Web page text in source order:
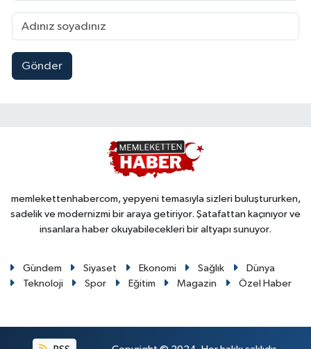
Gönder
memlekettenhabercom, yepyeni temasıyla sizleri buluştururken,
sadelik ve modernizmi bir araya getiriyor. Şatafattan kaçınıyor ve
insanlara haber okuyabilecekleri bir altyapı sunuyor.
Gündem Siyaset Ekonomi Sağlık
Dünya
Teknoloji
Spor Eğitim Magazin Özel Haber